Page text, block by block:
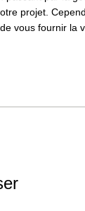
projet.
vous fournir la